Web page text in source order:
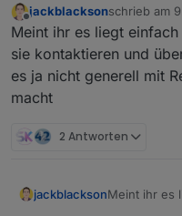
Offline
jackblacksonschrieb am
zuletzt
Meint ihr es liegt
sie kontaktieren und
es ja nicht generell mit
macht
2 Antworten
jackblacksonMeint ihr es